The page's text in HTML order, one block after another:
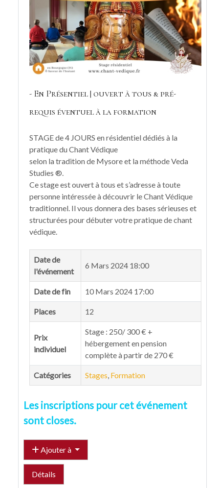
- En Présentiel | ouvert à tous & pré-
requis éventuel à la formation
STAGE de 4 JOURS en résidentiel dédiés à la
pratique du Chant Védique
selon la tradition de Mysore et la méthode Veda
Studies ®.
Ce stage est ouvert à tous et s’adresse à toute
personne intéressée à découvrir le Chant Védique
traditionnel. Il vous donnera des bases sérieuses et
structurées pour débuter votre pratique de chant
védique.
Date de
l'événement
6 Mars 2024 18:00
Date de fin 10 Mars 2024 17:00
Places 12
Prix
individuel
Stage : 250/ 300 € +
hébergement en pension
complète à partir de 270 €
Catégories Stages, Formation
Les inscriptions pour cet événement
sont closes.
Ajouter à
Détails